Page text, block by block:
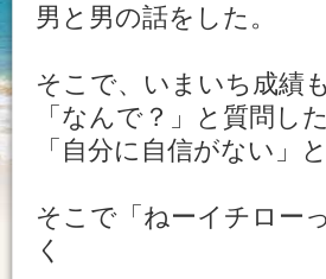
男と男の話をした。
そこで、いまいち成績
「なんで？」と質問し
「自分に自信がない」
そこで「ねーイチロー
く